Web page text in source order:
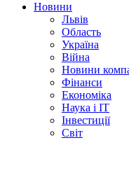
Новини
Львів
Область
Україна
Війна
Новини
Фінанси
Економіка
Наука і IT
Інвестиції
Світ